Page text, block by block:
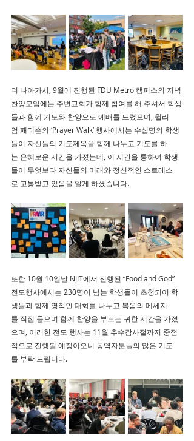
더 나아가서, 9월에 진행된 FDU Metro 캠퍼스의 저녁
찬양모임에는 주변교회가 함께 참여를 해 주셔서 학생
들과 함께 기도와 찬양으로 예배를 드렸으며, 윌리
엄 패터슨의 ‘Prayer Walk’ 행사에서는 수십명의 학생
들이 자신들의 기도제목을 함께 나누고 기도를 하
는 은혜로운 시간을 가졌는데, 이 시간을 통하여 학생
들이 무엇보다 자신들의 미래와 정신적인 스트레스
로 고통받고 있음을 알게 하셨습니다.
또한 10월 10일날 NJIT에서 진행된 “Food and God”
전도행사에서는 230명이 넘는 학생들이 초청되어 학
생들과 함께 영적인 대화를 나누고 복음의 메세지
를 직접 들으며 함께 찬양을 부르는 귀한 시간을 가졌
으며, 이러한 전도 행사는 11월 추수감사절까지 중점
적으로 진행될 예정이오니 동역자분들의 많은 기도
를 부탁 드립니다.